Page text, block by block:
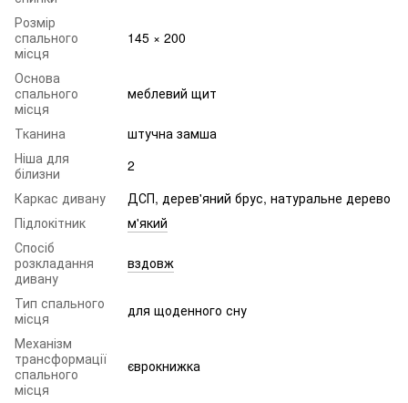
Розмір
спального
місця
145 × 200
Основа
спального
місця
меблевий щит
Тканина
штучна замша
Ніша для
білизни
2
Каркас дивану
ДСП, дерев'яний брус, натуральне дерево
Підлокітник
м'який
Спосіб
розкладання
дивану
вздовж
Тип спального
місця
для щоденного сну
Механізм
трансформації
спального
місця
єврокнижка